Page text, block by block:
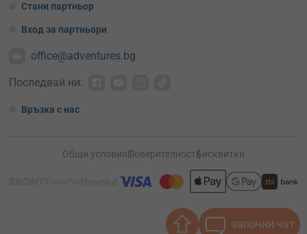
Стани партньор
Вход за партньори
office@adventures.bg
Последвай ни:
Връзка с нас
Общи условияПоверителностБисквитки
започни чат